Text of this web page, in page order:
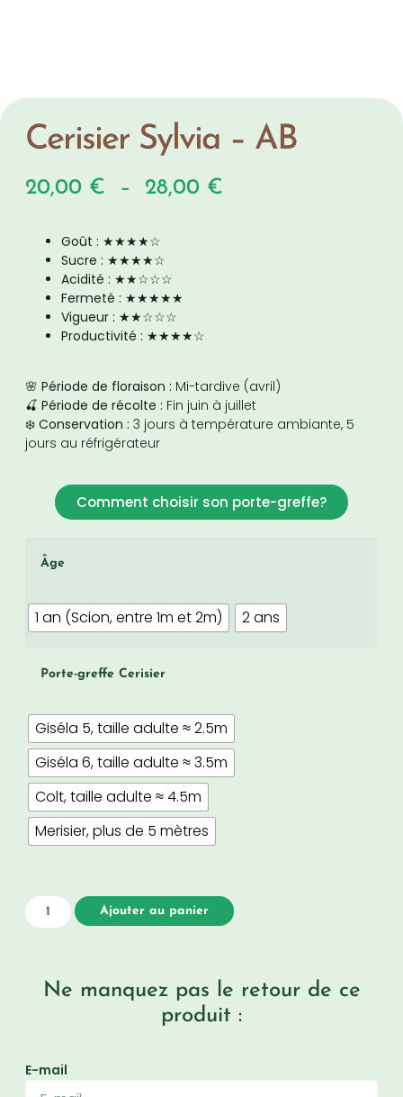
Cerisier Sylvia – AB
20,00 € – 28,00 €
Goût : ★★★★☆
Sucre : ★★★★☆
Acidité : ★★☆☆☆
Fermeté : ★★★★★
Vigueur : ★★☆☆☆
Productivité : ★★★★☆
🌸 Période de floraison : Mi-tardive (avril)
🍒 Période de récolte : Fin juin à juillet
❄️ Conservation : 3 jours à température ambiante, 5
jours au réfrigérateur
Comment choisir son porte-greffe?
Âge
1 an (Scion, entre 1m et 2m) 2 ans
Porte-greffe Cerisier
Giséla 5, taille adulte ≈ 2.5m
Giséla 6, taille adulte ≈ 3.5m
Colt, taille adulte ≈ 4.5m
Merisier, plus de 5 mètres
Ajouter au panier
Ne manquez pas le retour de ce
produit :
E-mail